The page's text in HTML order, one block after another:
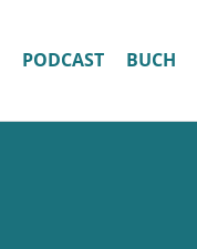
PODCAST BUCH